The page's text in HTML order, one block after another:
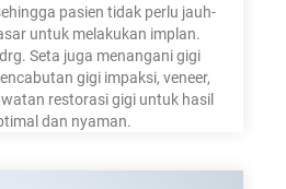
pasien tidak perlu jauh-
untuk melakukan implan.
Seta juga menangani gigi
gigi impaksi, veneer,
restorasi gigi untuk hasil
dan nyaman.